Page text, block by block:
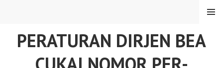
PERATURAN DIRJEN BEA
MENU